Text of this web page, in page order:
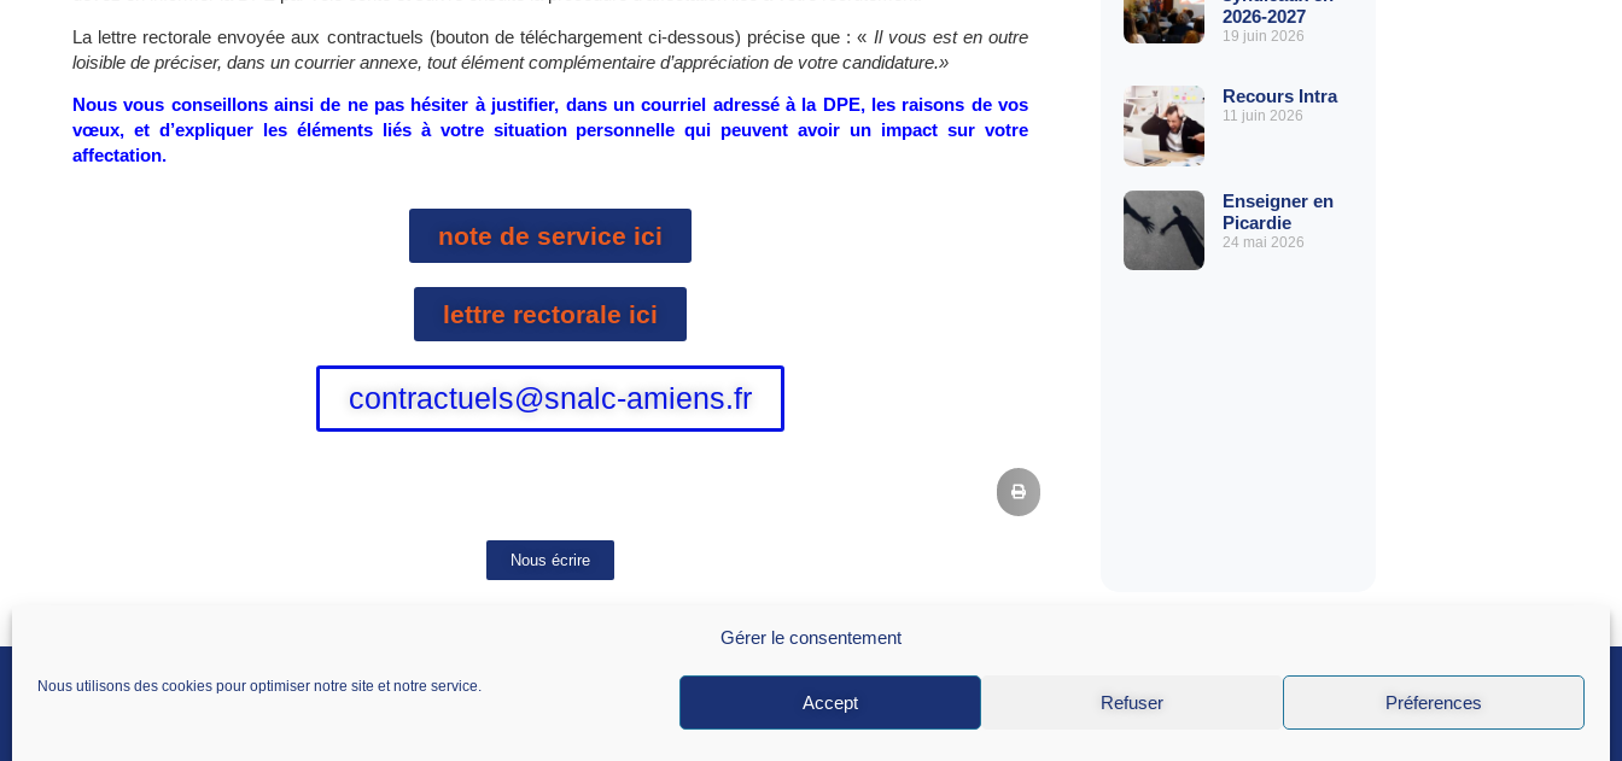
Gérer le consentement
Nous utilisons des cookies pour optimiser notre site et notre service.
Accept Refuser Préferences
La lettre rectorale envoyée aux contractuels (bouton de téléchargement ci-dessous) précise que : « Il vous est en outre
loisible de préciser, dans un courrier annexe, tout élément complémentaire d’appréciation de votre candidature.»
Nous vous conseillons ainsi de ne pas hésiter à justifier, dans un courriel adressé à la DPE, les raisons de vos
vœux, et d’expliquer les éléments liés à votre situation personnelle qui peuvent avoir un impact sur votre
affectation.
note de service ici
lettre rectorale ici
contractuels@snalc-amiens.fr
Nous écrire
2026-2027
19 juin 2026
Recours Intra
11 juin 2026
Enseigner en
Picardie
24 mai 2026
SNALC AMIENS